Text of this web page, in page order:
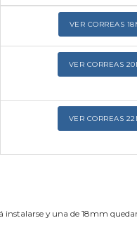
VER CORREAS
VER CORREAS
VER CORREAS
instalarse y una de 18mm